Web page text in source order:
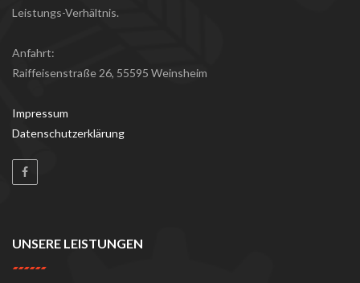
Leistungs-Verhältnis.
Anfahrt:
Raiffeisenstraße 26, 55595 Weinsheim
Impressum
Datenschutzerklärung
UNSERE LEISTUNGEN